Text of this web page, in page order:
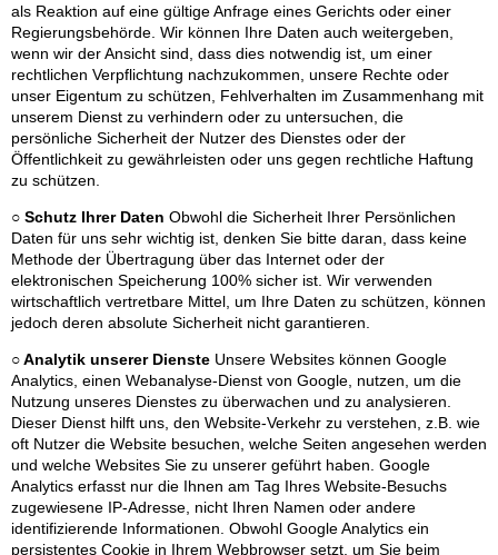
als Reaktion auf eine gültige Anfrage eines Gerichts oder einer
Regierungsbehörde. Wir können Ihre Daten auch weitergeben,
wenn wir der Ansicht sind, dass dies notwendig ist, um einer
rechtlichen Verpflichtung nachzukommen, unsere Rechte oder
unser Eigentum zu schützen, Fehlverhalten im Zusammenhang mit
unserem Dienst zu verhindern oder zu untersuchen, die
persönliche Sicherheit der Nutzer des Dienstes oder der
Öffentlichkeit zu gewährleisten oder uns gegen rechtliche Haftung
zu schützen.
○ Schutz Ihrer Daten Obwohl die Sicherheit Ihrer Persönlichen
Daten für uns sehr wichtig ist, denken Sie bitte daran, dass keine
Methode der Übertragung über das Internet oder der
elektronischen Speicherung 100% sicher ist. Wir verwenden
wirtschaftlich vertretbare Mittel, um Ihre Daten zu schützen, können
jedoch deren absolute Sicherheit nicht garantieren.
○ Analytik unserer Dienste Unsere Websites können Google
Analytics, einen Webanalyse-Dienst von Google, nutzen, um die
Nutzung unseres Dienstes zu überwachen und zu analysieren.
Dieser Dienst hilft uns, den Website-Verkehr zu verstehen, z.B. wie
oft Nutzer die Website besuchen, welche Seiten angesehen werden
und welche Websites Sie zu unserer geführt haben. Google
Analytics erfasst nur die Ihnen am Tag Ihres Website-Besuchs
zugewiesene IP-Adresse, nicht Ihren Namen oder andere
identifizierende Informationen. Obwohl Google Analytics ein
persistentes Cookie in Ihrem Webbrowser setzt, um Sie beim